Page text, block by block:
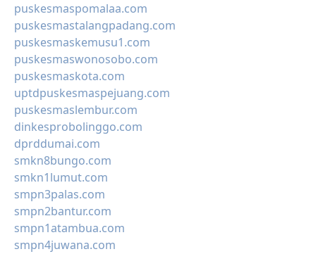
puskesmaspomalaa.com
puskesmastalangpadang.com
puskesmaskemusu1.com
puskesmaswonosobo.com
puskesmaskota.com
uptdpuskesmaspejuang.com
puskesmaslembur.com
dinkesprobolinggo.com
dprddumai.com
smkn8bungo.com
smkn1lumut.com
smpn3palas.com
smpn2bantur.com
smpn1atambua.com
smpn4juwana.com